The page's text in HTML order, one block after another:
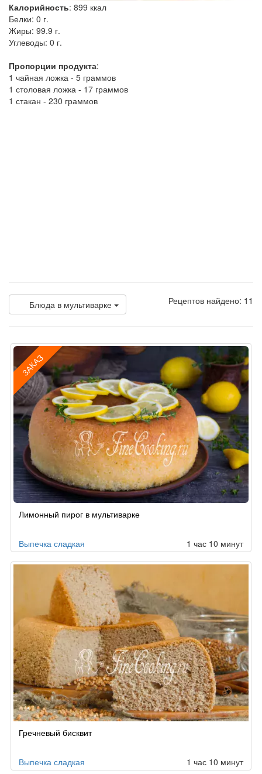
Калорийность: 899 ккал
Белки: 0 г.
Жиры: 99.9 г.
Углеводы: 0 г.
Пропорции продукта:
1 чайная ложка - 5 граммов
1 столовая ложка - 17 граммов
1 стакан - 230 граммов
Блюда в мультиварке Рецептов найдено: 11
ЗАКАЗ
поЛимонный пирог в мультиварке
Выпечка сладкая 1 час 10 минут
Гречневый бисквит
Выпечка сладкая 1 час 10 минут